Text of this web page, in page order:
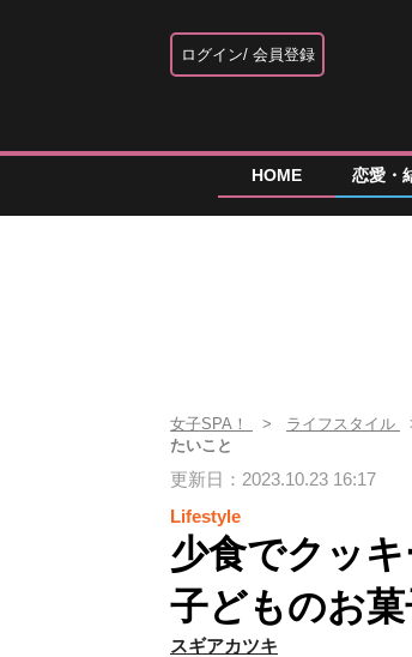
ログイン 会員登録
HOME 恋愛・
女子SPA！ ライフスタイル
たいこと
更新日：2023.10.23 16:17
Lifestyle
少食でクッキ
子どものお
スギアカツキ